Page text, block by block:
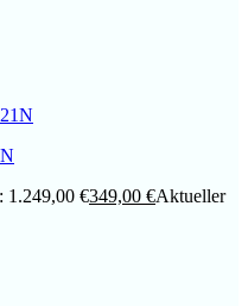
1.249,00 €349,00 €Aktueller